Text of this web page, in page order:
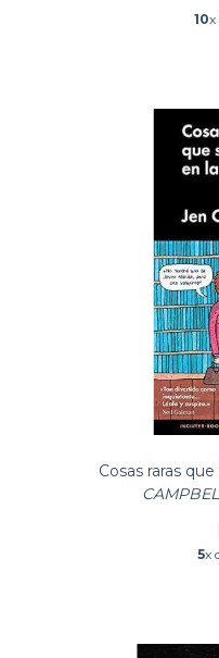
10x
Cosas raras
5x